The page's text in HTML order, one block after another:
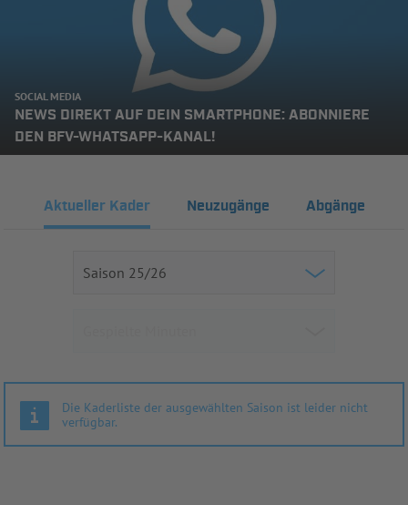
SOCIAL MEDIA
NEWS DIREKT AUF DEIN SMARTPHONE: ABONNIERE
DEN BFV-WHATSAPP-KANAL!
Aktueller Kader Neuzugänge Abgänge
Die Kaderliste der ausgewählten Saison ist leider nicht
verfügbar.